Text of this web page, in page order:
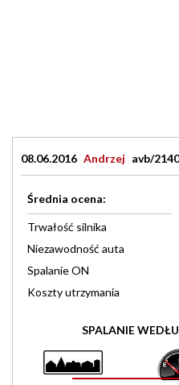
08.06.2016 Andrzej avb/
Średnia ocena:
Trwałość silnika
Niezawodność auta
Spalanie ON
Koszty utrzymania
SPALANIE